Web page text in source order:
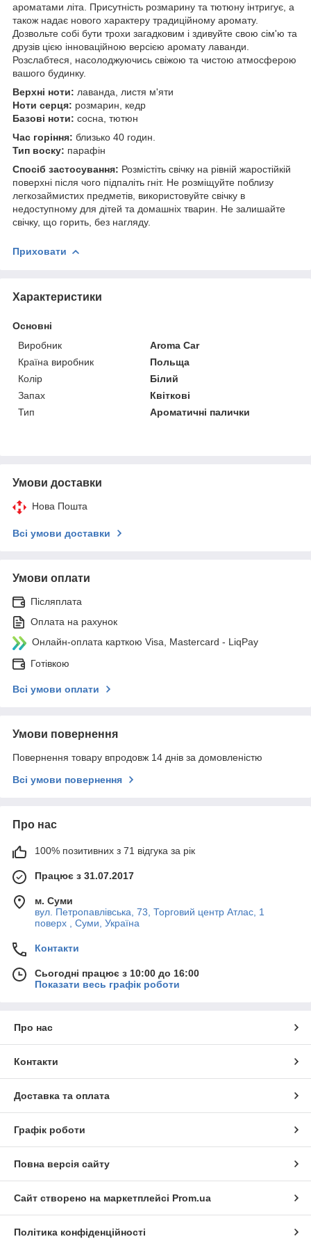
ароматами літа. Присутність розмарину та тютюну інтригує, а
також надає нового характеру традиційному аромату.
Дозвольте собі бути трохи загадковим і здивуйте свою сім'ю та
друзів цією інноваційною версією аромату лаванди.
Розслабтеся, насолоджуючись свіжою та чистою атмосферою
вашого будинку.
Верхні ноти: лаванда, листя м'яти
Ноти серця: розмарин, кедр
Базові ноти: сосна, тютюн
Час горіння: близько 40 годин.
Тип воску: парафін
Спосіб застосування: Розмістіть свічку на рівній жаростійкій
поверхні після чого підпаліть гніт. Не розміщуйте поблизу
легкозаймистих предметів, використовуйте свічку в
недоступному для дітей та домашніх тварин. Не залишайте
свічку, що горить, без нагляду.
Приховати
Характеристики
Основні
Виробник
Aroma Car
Країна виробник
Польща
Колір
Білий
Запах
Квіткові
Тип
Ароматичні палички
Умови доставки
Нова Пошта
Всі умови доставки
Умови оплати
Післяплата
Оплата на рахунок
Онлайн-оплата карткою Visa, Mastercard - LiqPay
Готівкою
Всі умови оплати
Умови повернення
Повернення товару впродовж 14 днів за домовленістю
Всі умови повернення
Про нас
100% позитивних з 71 відгука за рік
Працює з 31.07.2017
м. Суми
вул. Петропавлівська, 73, Торговий центр Атлас, 1
поверх , Суми, Україна
Контакти
Сьогодні працює з 10:00 до 16:00
Показати весь графік роботи
Про нас
Контакти
Доставка та оплата
Графік роботи
Повна версія сайту
Сайт створено на маркетплейсі Prom.ua
Політика конфіденційності